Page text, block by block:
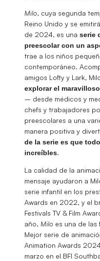
Milo, cuya segunda
Reino Unido y se
de 2024, es una serie
preescolar con un
trae a los niños
contemporáneo.
amigos Lofty y Lark,
explorar el
– desde médicos y
chefs y trabajadores
preescolares a una
manera positiva y
de la serie es que
increíbles.
La calidad de la
mensaje ayudaron a
serie infantil en los
Awards en 2022, y el
Festivals TV & Film
año, Milo es una de
Mejor serie de
Animation Awards
marzo en el BFI